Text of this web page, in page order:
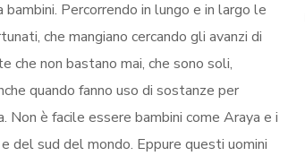
Percorrendo in lungo e in largo le
che mangiano cercando gli avanzi di
non bastano mai, che sono soli,
quando fanno uso di sostanze per
è facile essere bambini come Araya e i
del sud del mondo. Eppure questi uomini